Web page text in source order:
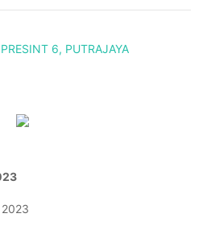
6, PUTRAJAYA
2023